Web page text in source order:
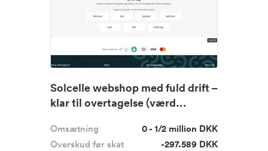
Solcelle webshop med fuld drift –
klar til overtagelse (værd...
Omsætning
0 - 1/2 million DKK
Overskud før skat
-297.589 DKK